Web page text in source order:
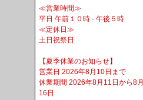
≪営業時間≫
平日 午前１０時 - 午後５時
≪定休日≫
土日祝祭日
【夏季休業のお知らせ】
営業日 2026年8月10日まで
休業期間 2026年8月11日から8月
16日